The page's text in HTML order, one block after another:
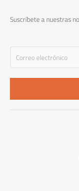
-
f
m
Suscríbete a nuestras
E
a
i
*